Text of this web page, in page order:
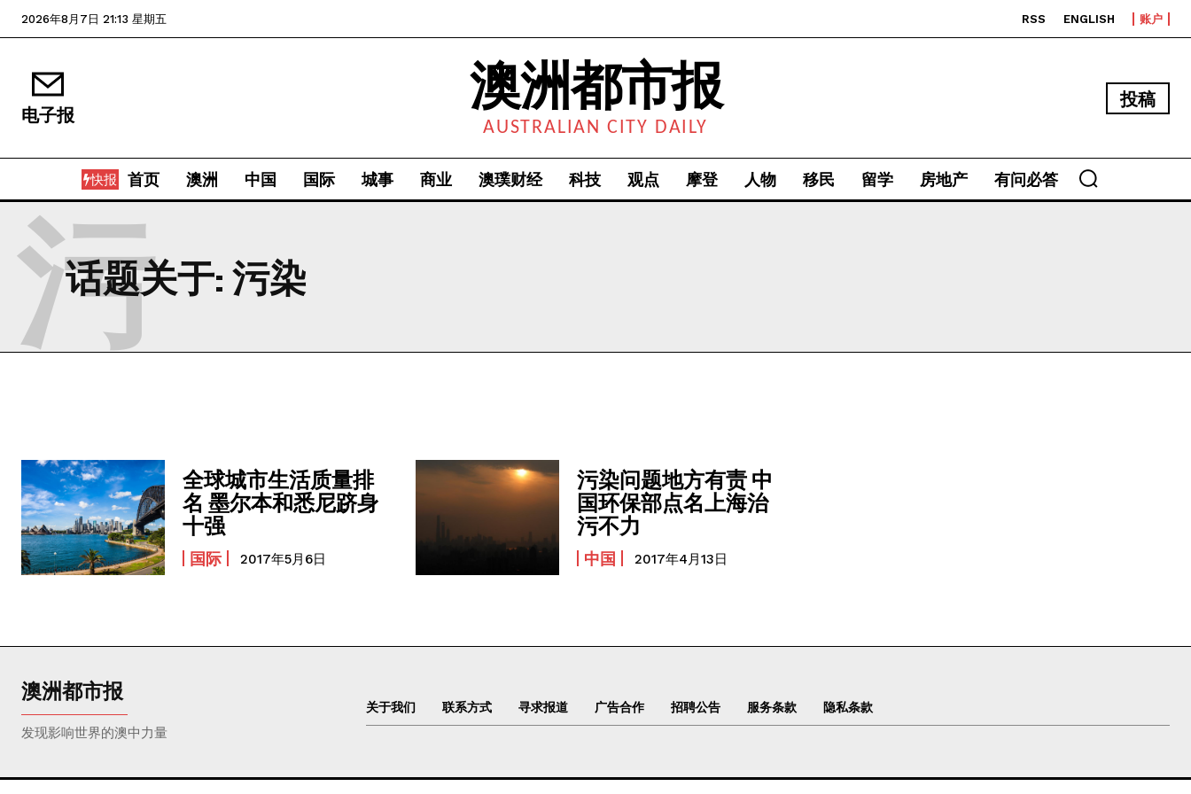
2026年8月7日 21:13 星期五 RSS ENGLISH 账户
电子报 澳洲都市报
AUSTRALIAN CITY DAILY
投稿
快报 首页 澳洲 中国 国际 城事 商业 澳璞财经 科技 观点 摩登 人物 移民 留学 房地产 有问必答
话题关于: 污染
污
全球城市生活质量排
名 墨尔本和悉尼跻身
十强
国际 2017年5月6日
污染问题地方有责 中
国环保部点名上海治
污不力
中国 2017年4月13日
澳洲都市报
发现影响世界的澳中力量
关于我们 联系方式 寻求报道 广告合作 招聘公告 服务条款 隐私条款